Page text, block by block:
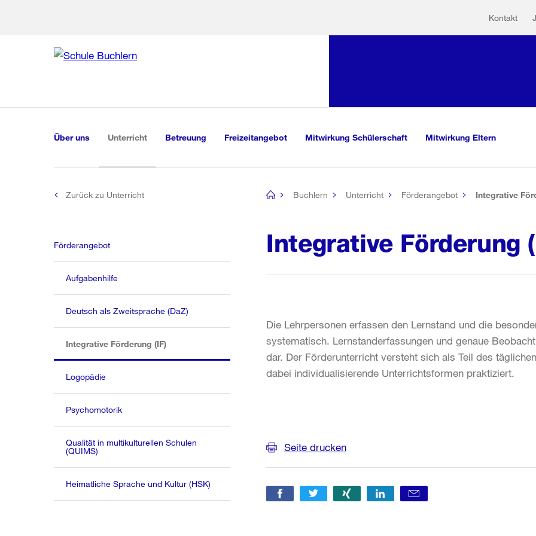
Kontakt
Navigation
Über uns Unterricht(aktiv)Betreuung Freizeitangebot Mitwirkung Schülerschaft Mitwirkung Eltern
[no
Buchlern Unterricht Förderangebot Integrative
Integrative Förderung
Die Lehrpersonen erfassen den Lernstand und die
systematisch. Lernstanderfassungen und genaue
dar. Der Förderunterricht versteht sich als Teil des
dabei individualisierende Unterrichtsformen praktiziert.
Seite drucken
Zurück zu Unterricht
Förderangebot
Aufgabenhilfe
Deutsch als Zweitsprache (DaZ)
Integrative Förderung (IF)(aktiv)
Logopädie
Psychomotorik
Qualität in multikulturellen Schulen
(QUIMS)
Heimatliche Sprache und Kultur (HSK)